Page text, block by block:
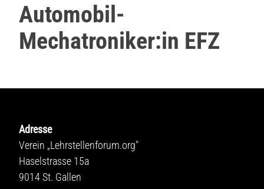
Automobil-
Mechatroniker:in EFZ
Adresse
Verein „Lehrstellenforum.org"
Haselstrasse 15a
9014 St. Gallen